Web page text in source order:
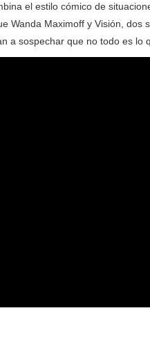
el estilo cómico de
Wanda Maximoff y Visión, dos
a sospechar que no todo es lo